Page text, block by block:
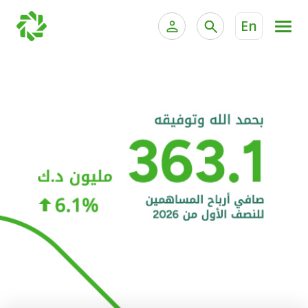
En
الخدمات المصرفية الإلكترونية للشركات
خدمة "بيتك" للتداول الإلكتروني
الحسابات المصرفية
البطاقات
"برامج العملاء"